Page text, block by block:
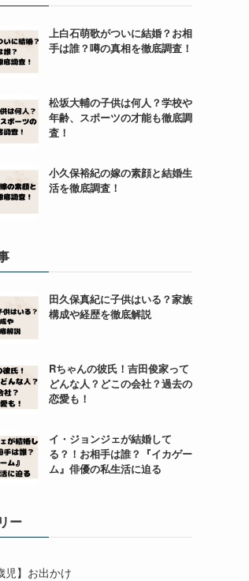
上白石萌歌がついに結婚？お相
手は誰？噂の真相を徹底調査！
松坂大輔の子供は何人？学校や
年齢、スポーツの才能も徹底調
査！
小久保裕紀の嫁の素顔と結婚生
活を徹底調査！
田久保真紀に子供はいる？家族
構成や経歴を徹底解説
Rちゃんの彼氏！吉田俊家って
どんな人？どこの会社？過去の
恋愛も！
イ・ジョンジェが結婚して
る？！お相手は誰？『イカゲー
ム』俳優の私生活に迫る
ー
児】お出かけ